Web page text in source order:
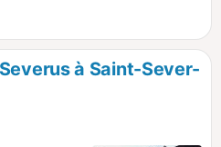
à Saint-Sever-